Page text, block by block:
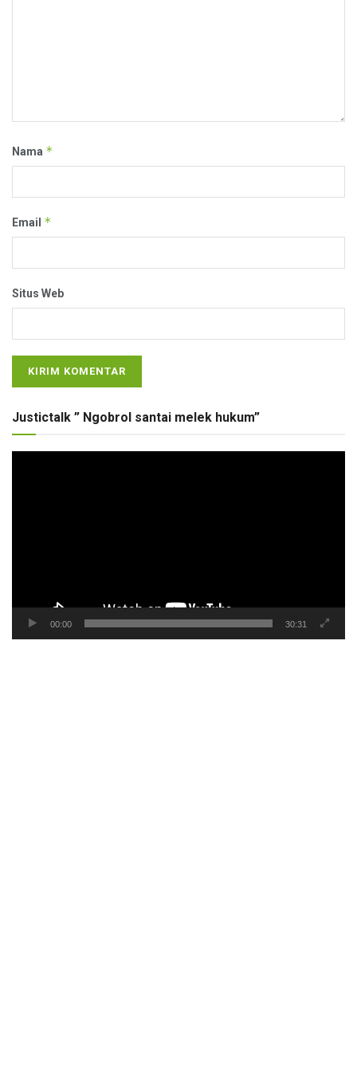
Nama *
Email *
Situs Web
Justictalk ” Ngobrol santai melek hukum”
00:00 30:31